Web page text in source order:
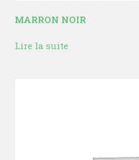
MARRON NOIR
Lire la suite